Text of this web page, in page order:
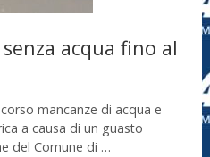
acqua fino al
mancanze di acqua e
a causa di un guasto
del Comune di …